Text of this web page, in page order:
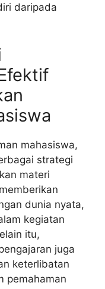
daripada
mahasiswa,
strategi
materi
dunia nyata,
kegiatan
itu,
juga
keterlibatan
pemahaman